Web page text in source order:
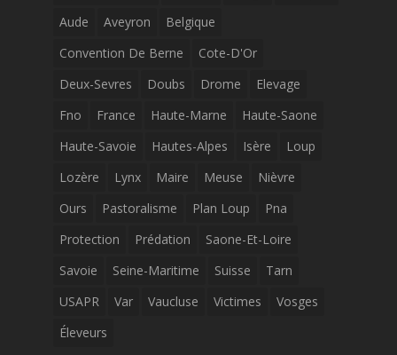
Aude
Aveyron
Belgique
Convention De Berne
Cote-D'Or
Deux-Sevres
Doubs Drome
Elevage
Fno
France Haute-Marne
Haute-Saone
Haute-Savoie
Hautes-Alpes Isère
Loup
Lozère
Lynx Maire Meuse
Nièvre
Ours
Pastoralisme Plan Loup
Pna
Protection
Prédation
Saone-Et-Loire
Savoie
Seine-Maritime Suisse
Tarn
USAPR
Var Vaucluse Victimes
Vosges
Éleveurs